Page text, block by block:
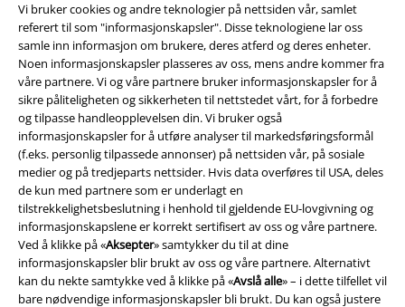
Vi bruker cookies og andre teknologier på nettsiden vår, samlet
referert til som "informasjonskapsler". Disse teknologiene lar oss
samle inn informasjon om brukere, deres atferd og deres enheter.
Noen informasjonskapsler plasseres av oss, mens andre kommer fra
våre partnere. Vi og våre partnere bruker informasjonskapsler for å
sikre påliteligheten og sikkerheten til nettstedet vårt, for å forbedre
og tilpasse handleopplevelsen din. Vi bruker også
informasjonskapsler for å utføre analyser til markedsføringsformål
(f.eks. personlig tilpassede annonser) på nettsiden vår, på sosiale
medier og på tredjeparts nettsider. Hvis data overføres til USA, deles
de kun med partnere som er underlagt en
tilstrekkelighetsbeslutning i henhold til gjeldende EU-lovgivning og
informasjonskapslene er korrekt sertifisert av oss og våre partnere.
Ved å klikke på «Aksepter» samtykker du til at dine
informasjonskapsler blir brukt av oss og våre partnere. Alternativt
kan du nekte samtykke ved å klikke på «Avslå alle» – i dette tilfellet vil
bare nødvendige informasjonskapsler bli brukt. Du kan også justere
A Warner Music Group Company
Juridisk informasjon/Vilkår